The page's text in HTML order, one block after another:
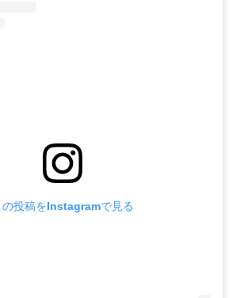
の投稿をInstagramで見る